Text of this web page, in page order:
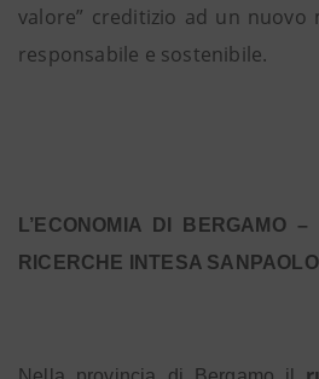
valore” creditizio ad un
responsabile e sostenibile.
L’ECONOMIA DI BERGAMO
RICERCHE INTESA SANPAOLO